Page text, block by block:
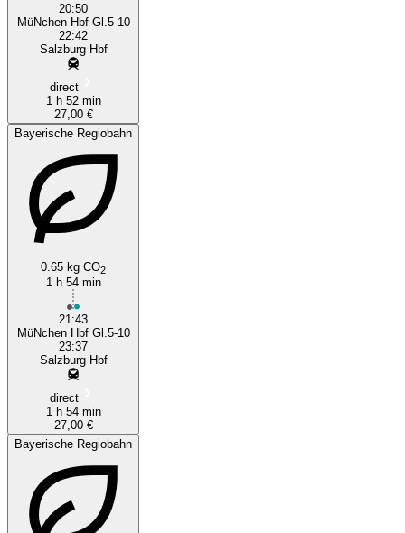
20:50
MüNchen Hbf Gl.5-10
22:42
Salzburg Hbf
direct
1 h 52 min
27,00 €
Bayerische Regiobahn
0.65 kg CO2
1 h 54 min
21:43
MüNchen Hbf Gl.5-10
23:37
Salzburg Hbf
direct
1 h 54 min
27,00 €
Bayerische Regiobahn